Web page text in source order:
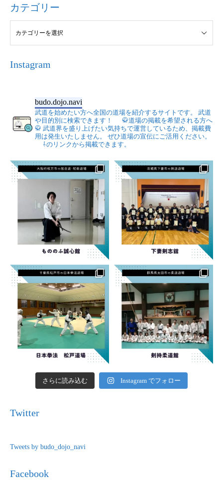
カテゴリー
Instagram
budo.dojo.navi
武道を始めたい方へ全国の道場を紹介するサイトです。
武道
や目的別に検索できます！
🥋道場の掲載を希望される方へ
🥋 武道界を盛り上げたい気持ちで運営しているため、掲載費
用は発生いたしません。
ぜひ道場の宣伝にご活用ください。
⇩のリンクから掲載できます。
さらに読み込む Instagram でフォロー
Twitter
Tweets by budo_dojo_navi
Facebook